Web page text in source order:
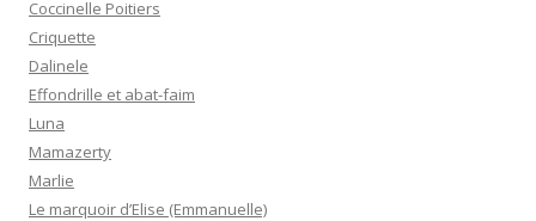
Coccinelle Poitiers
Criquette
Dalinele
Effondrille et abat-faim
Luna
Mamazerty
Marlie
Le marquoir d’Elise (Emmanuelle)